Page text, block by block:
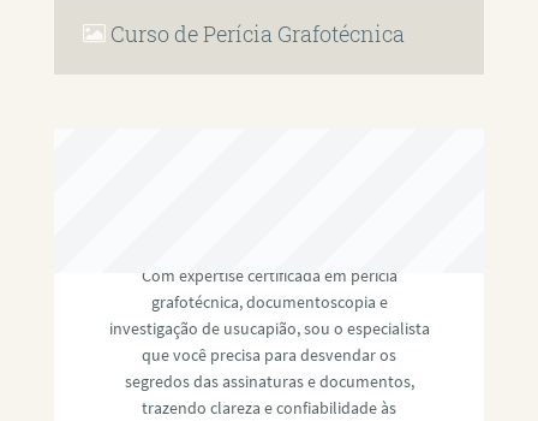
Curso de Perícia Grafotécnica
Com expertise certificada em perícia
grafotécnica, documentoscopia e
investigação de usucapião, sou o especialista
que você precisa para desvendar os
segredos das assinaturas e documentos,
trazendo clareza e confiabilidade às